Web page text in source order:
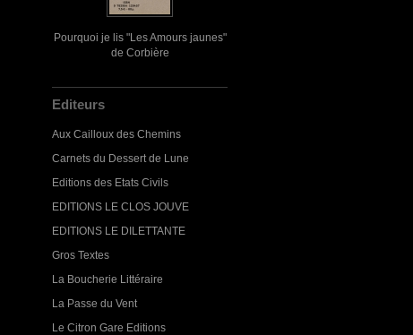
Pourquoi je lis "Les Amours jaunes"
de Corbière
Editeurs
Aux Cailloux des Chemins
Carnets du Dessert de Lune
Editions des Etats Civils
EDITIONS LE CLOS JOUVE
EDITIONS LE DILETTANTE
Gros Textes
La Boucherie Littéraire
La Passe du Vent
Le Citron Gare Editions